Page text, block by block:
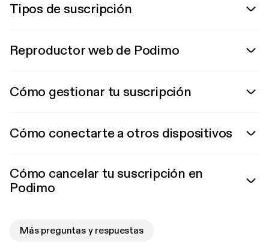
Tipos de suscripción
Reproductor web de Podimo
Cómo gestionar tu suscripción
Cómo conectarte a otros dispositivos
Cómo cancelar tu suscripción en
Podimo
Más preguntas y respuestas